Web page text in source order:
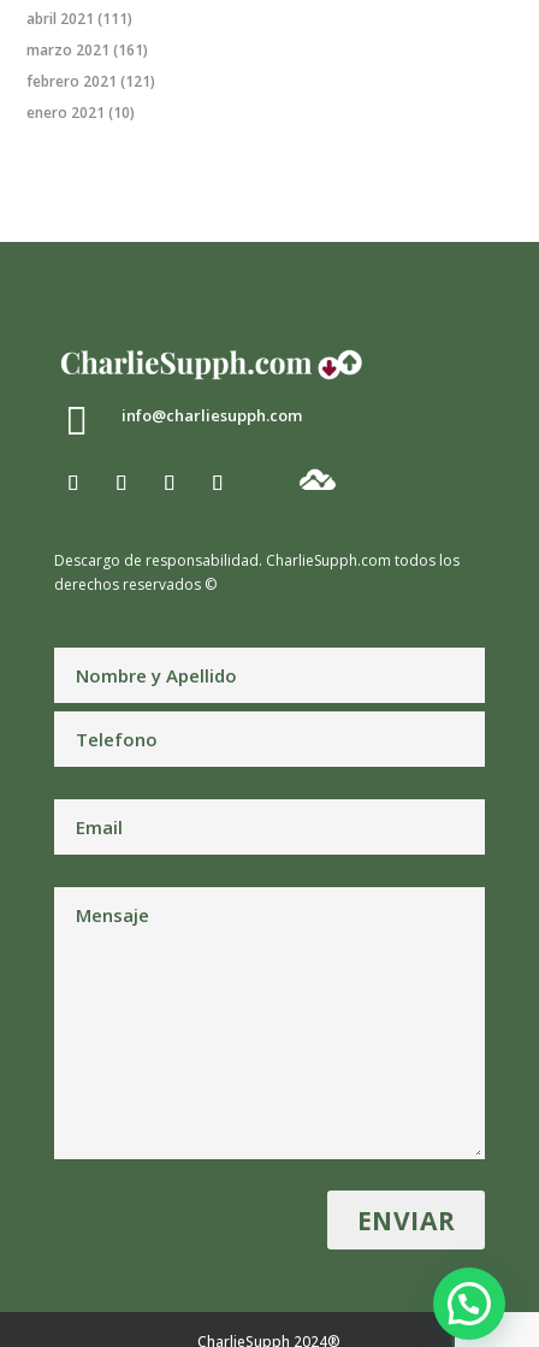
abril 2021 (111)
marzo 2021 (161)
febrero 2021 (121)
enero 2021 (10)
 info@charliesupph.com
Descargo de responsabilidad. CharlieSupph.com todos los
derechos reservados ©
CharlieSupph 2024®